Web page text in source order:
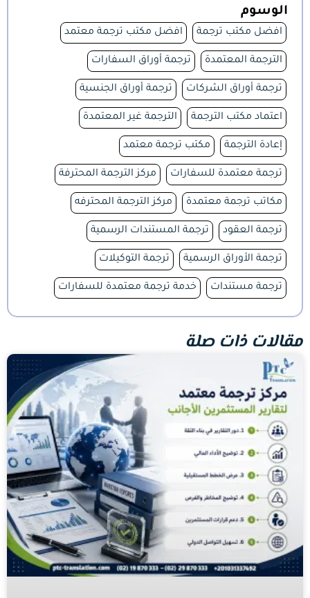
الوسوم
افضل مكتب ترجمة افضل مكتب ترجمة معتمد
الترجمة المعتمدة ترجمة أوراق السفارات
ترجمة أوراق الشركات ترجمة أوراق الجنسية
اعتماد مكتب الترجمة الترجمة غير المعتمدة
إعادة الترجمة مكتب ترجمة معتمد
ترجمة معتمدة للسفارات مركز الترجمة المحترفة
مكاتب ترجمة معتمدة مركز الترجمة المحترفه
ترجمة العقود ترجمة المستندات الرسمية
ترجمة الأوراق الرسمية ترجمة التوكيلات
ترجمة مستندات خدمة ترجمة معتمدة للسفارات
مقالات ذات صلة